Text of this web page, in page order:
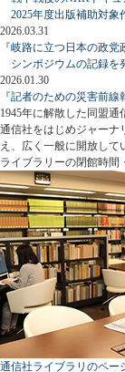
2025年度出版補助対象
2026.03.31
『岐路に立つ日本の政党
シンポジウムの記録を
2026.01.30
『記者のための災害前
1945年に解散した同盟
通信社をはじめジャーナ
え、広く一般に開放して
ライブラリーの閉館時間
通信社ライブラリのペー